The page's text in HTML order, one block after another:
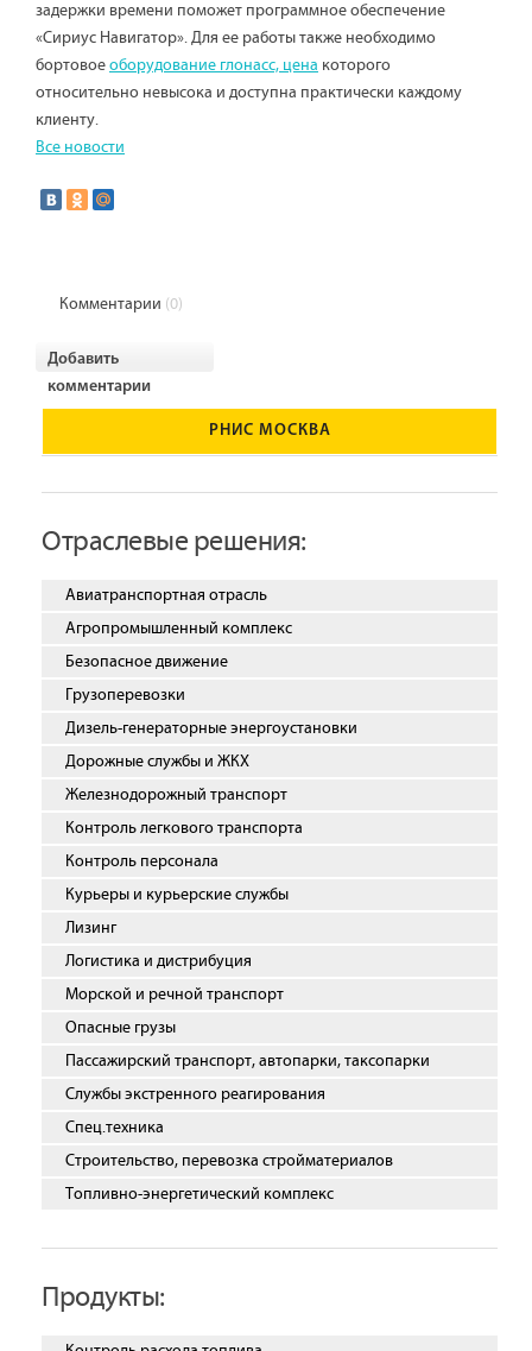
задержки времени поможет программное обеспечение
«Сириус Навигатор». Для ее работы также необходимо
бортовоеоборудование глонасс, цена которого
относительно невысока и доступна практически каждому
клиенту.
Все новости
Комментарии (0)
Добавить
комментарии
РНИС МОСКВА
Отраслевые решения:
Авиатранспортная отрасль
Агропромышленный комплекс
Безопасное движение
Грузоперевозки
Дизель-генераторные энергоустановки
Дорожные службы и ЖКХ
Железнодорожный транспорт
Контроль легкового транспорта
Контроль персонала
Курьеры и курьерские службы
Лизинг
Логистика и дистрибуция
Морской и речной транспорт
Опасные грузы
Пассажирский транспорт, автопарки, таксопарки
Службы экстренного реагирования
Спец.техника
Строительство, перевозка стройматериалов
Топливно-энергетический комплекс
Продукты: